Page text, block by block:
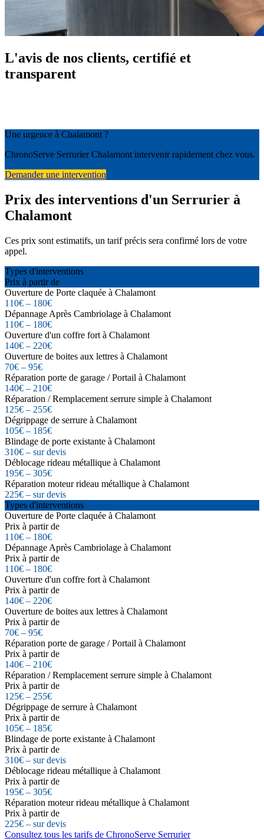
L'avis de nos clients, certifié et
transparent
Une urgence à Chalamont ?
ChronoServe Serrurier Chalamont intervenir rapidement chez vous.
Demander une intervention
Prix des interventions d'un Serrurier à
Chalamont
Ces prix sont estimatifs, un tarif précis sera confirmé lors de votre
appel.
Types d'interventions
Prix à partir de
Ouverture de Porte claquée à Chalamont
110€ – 180€
Dépannage Après Cambriolage à Chalamont
110€ – 180€
Ouverture d'un coffre fort à Chalamont
140€ – 220€
Ouverture de boites aux lettres à Chalamont
70€ – 95€
Réparation porte de garage / Portail à Chalamont
140€ – 210€
Réparation / Remplacement serrure simple à Chalamont
125€ – 255€
Dégrippage de serrure à Chalamont
105€ – 185€
Blindage de porte existante à Chalamont
310€ – sur devis
Déblocage rideau métallique à Chalamont
195€ – 305€
Réparation moteur rideau métallique à Chalamont
225€ – sur devis
Types d'interventions
Ouverture de Porte claquée à Chalamont
Prix à partir de
110€ – 180€
Dépannage Après Cambriolage à Chalamont
Prix à partir de
110€ – 180€
Ouverture d'un coffre fort à Chalamont
Prix à partir de
140€ – 220€
Ouverture de boites aux lettres à Chalamont
Prix à partir de
70€ – 95€
Réparation porte de garage / Portail à Chalamont
Prix à partir de
140€ – 210€
Réparation / Remplacement serrure simple à Chalamont
Prix à partir de
125€ – 255€
Dégrippage de serrure à Chalamont
Prix à partir de
105€ – 185€
Blindage de porte existante à Chalamont
Prix à partir de
310€ – sur devis
Déblocage rideau métallique à Chalamont
Prix à partir de
195€ – 305€
Réparation moteur rideau métallique à Chalamont
Prix à partir de
225€ – sur devis
Consultez tous les tarifs de ChronoServe Serrurier